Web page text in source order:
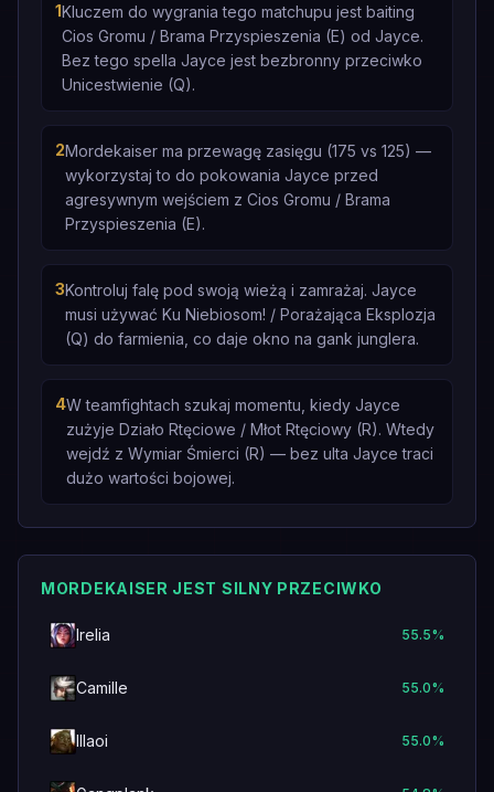
1Kluczem do wygrania tego matchupu jest baiting
Cios Gromu / Brama Przyspieszenia (E) od Jayce.
Bez tego spella Jayce jest bezbronny przeciwko
Unicestwienie (Q).
2Mordekaiser ma przewagę zasięgu (175 vs 125) —
wykorzystaj to do pokowania Jayce przed
agresywnym wejściem z Cios Gromu / Brama
Przyspieszenia (E).
3Kontroluj falę pod swoją wieżą i zamrażaj. Jayce
musi używać Ku Niebiosom! / Porażająca Eksplozja
(Q) do farmienia, co daje okno na gank junglera.
4W teamfightach szukaj momentu, kiedy Jayce
zużyje Działo Rtęciowe / Młot Rtęciowy (R). Wtedy
wejdź z Wymiar Śmierci (R) — bez ulta Jayce traci
dużo wartości bojowej.
MORDEKAISER JEST SILNY PRZECIWKO
Irelia 55.5%
Camille 55.0%
Illaoi 55.0%